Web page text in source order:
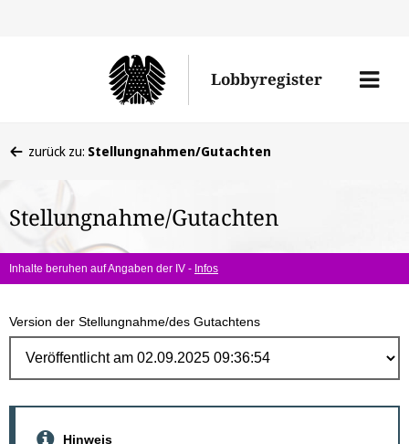
Lobbyregister
Menü
befinden
hier:
zurück zu: Stellungnahmen/Gutachten
Stellungnahme/Gutachten
Inhalte beruhen auf Angaben der IV - Infos
Version der Stellungnahme/des Gutachtens
Hinweis